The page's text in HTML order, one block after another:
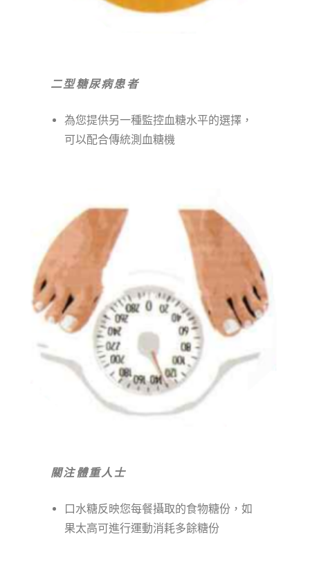
二型糖尿病患者
為您提供另一種監控血糖水平的選擇，
可以配合傳統測血糖機
關注體重人士
口水糖反映您每餐攝取的食物糖份，如
果太高可進行運動消耗多餘糖份